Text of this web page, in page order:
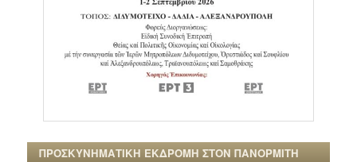
ΠΡΟΣΚΥΝΗΜΑΤΙΚΗ ΕΚΔΡΟΜΗ ΣΤΟΝ ΠΑΝΟΡΜΙΤΗ